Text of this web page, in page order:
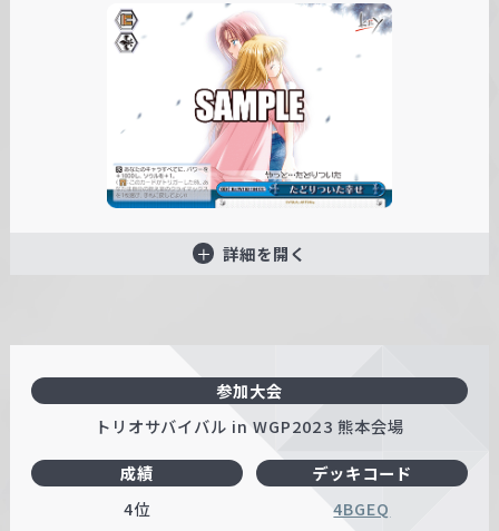
詳細を開く
参加大会
トリオサバイバル in WGP2023 熊本会場
成績
4位
デッキコード
4BGEQ